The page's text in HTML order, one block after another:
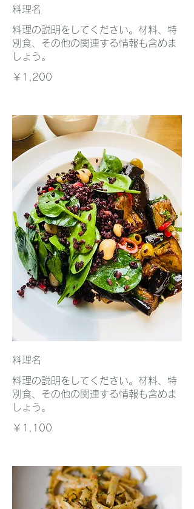
料理名
料理の説明をしてください。材料、特
別食、その他の関連する情報も含めま
しょう。
￥1,200
料理名
料理の説明をしてください。材料、特
別食、その他の関連する情報も含めま
しょう。
￥1,100